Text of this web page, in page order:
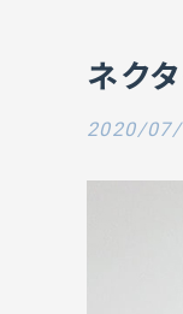
ネク
2020/